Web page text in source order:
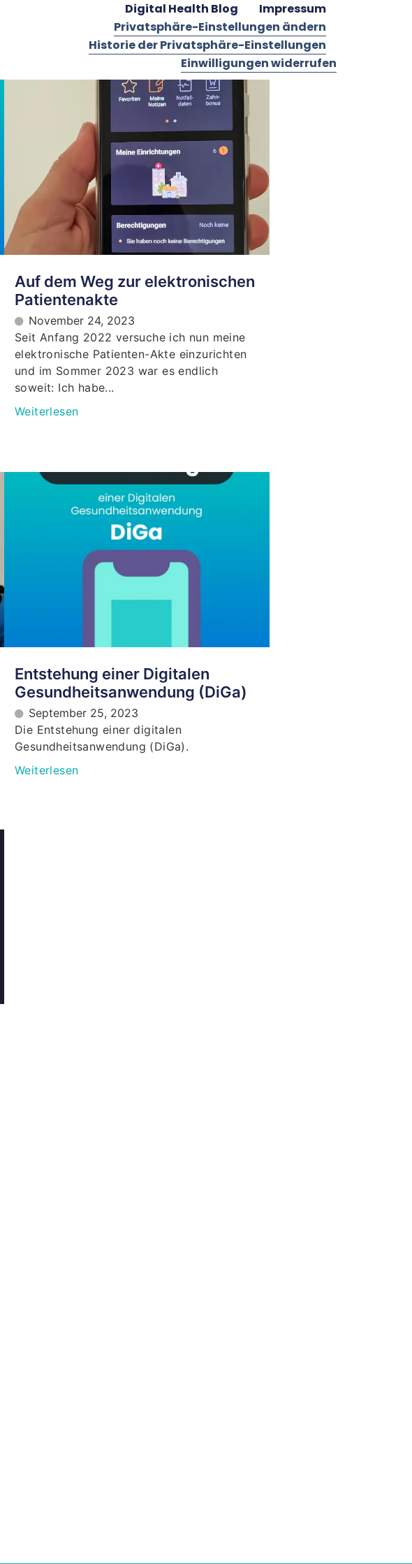
Digital Health Blog
Impressum
Privatsphäre-Einstellungen ändern
Historie der Privatsphäre-Einstellungen
Einwilligungen widerrufen
Auf dem Weg zur elektronischen
Patientenakte
November 24, 2023
Seit Anfang 2022 versuche ich nun meine
elektronische Patienten-Akte einzurichten
und im Sommer 2023 war es endlich
soweit: Ich habe...
Weiterlesen
Entstehung einer Digitalen
Gesundheitsanwendung (DiGa)
September 25, 2023
Die Entstehung einer digitalen
Gesundheitsanwendung (DiGa).
Weiterlesen